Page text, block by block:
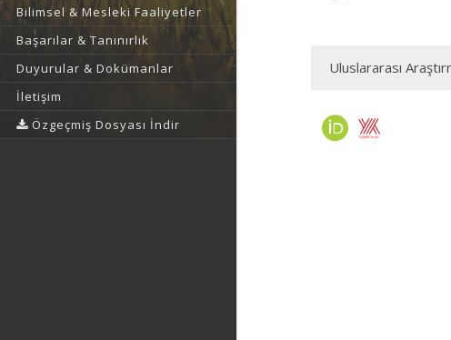
Bilimsel & Mesleki Faaliyetler
Başarılar & Tanınırlık
Duyurular & Dokümanlar
İletişim
Özgeçmiş Dosyası İndir
Uluslararası